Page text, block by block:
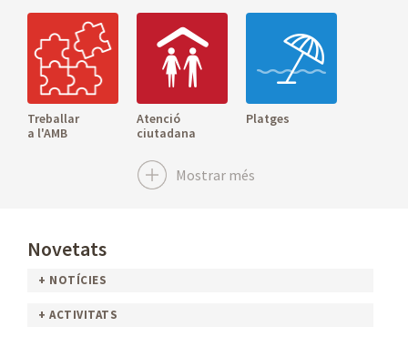
Treballar
a l'AMB
Atenció
ciutadana
Platges
Seu electrònica
Mostrar més
Novetats
+ NOTÍCIES
+ ACTIVITATS